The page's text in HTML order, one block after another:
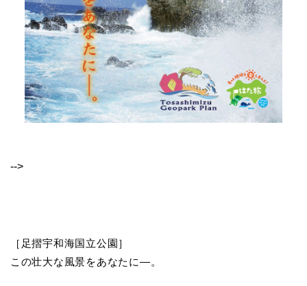
-->
［足摺宇和海国立公園］
この壮大な風景をあなたに―。